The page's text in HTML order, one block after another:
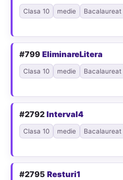
Clasa 10 medie Bacalaureat
#799EliminareLitera
Clasa 10 medie Bacalaureat
#2792Interval4
Clasa 10 medie Bacalaureat
#2795Resturi1